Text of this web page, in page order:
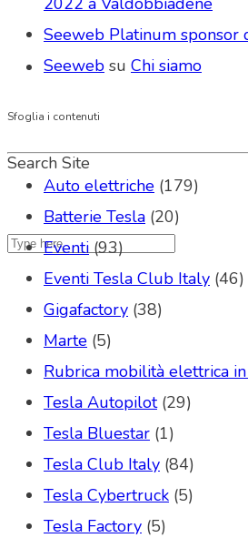
Search Site
Seeweb Platinum sponsor
Seeweb su Chi siamo
Sfoglia i contenuti
Auto elettriche (179)
Batterie Tesla (20)
Eventi(93)
Eventi Tesla Club Italy (46)
Gigafactory (38)
Marte (5)
Rubrica mobilità elettrica
Tesla Autopilot(29)
Tesla Bluestar (1)
Tesla Club Italy (84)
Tesla Cybertruck (5)
Tesla Factory (5)